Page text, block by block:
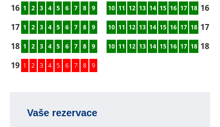
16 1 2 3 4 5 6 7 8 9 10 11 12 13 14 15 16 17 18 16
17 1 2 3 4 5 6 7 8 9 10 11 12 13 14 15 16 17 18 17
18 1 2 3 4 5 6 7 8 9 10 11 12 13 14 15 16 17 18 18
19 1 2 3 4 5 6 7 8 9
Vaše rezervace